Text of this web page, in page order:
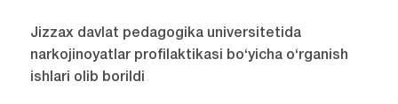
Jizzax davlat pedagogika universitetida
narkojinoyatlar profilaktikasi bo‘yicha o‘rganish
ishlari olib borildi